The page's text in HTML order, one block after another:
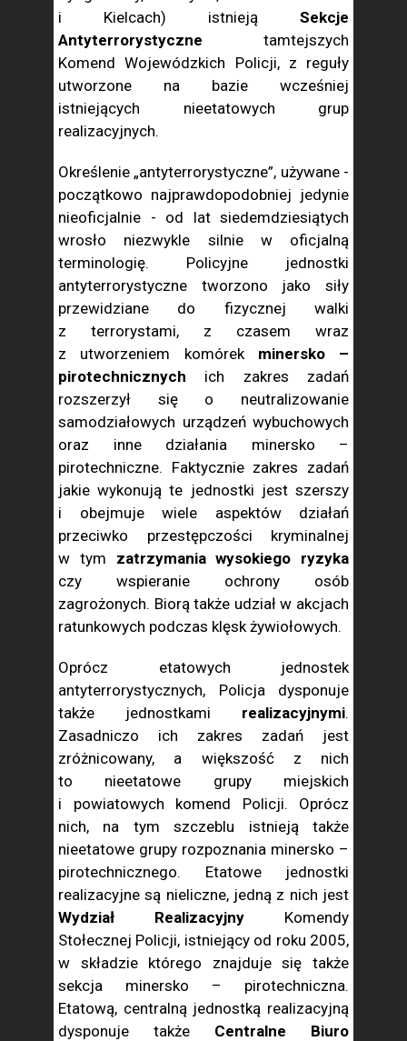
i Kielcach) istnieją Sekcje
Antyterrorystyczne tamtejszych
Komend Wojewódzkich Policji, z reguły
utworzone na bazie wcześniej
istniejących nieetatowych grup
realizacyjnych.
Określenie „antyterrorystyczne”, używane -
początkowo najprawdopodobniej jedynie
nieoficjalnie - od lat siedemdziesiątych
wrosło niezwykle silnie w oficjalną
terminologię. Policyjne jednostki
antyterrorystyczne tworzono jako siły
przewidziane do fizycznej walki
z terrorystami, z czasem wraz
z utworzeniem komórek minersko –
pirotechnicznych ich zakres zadań
rozszerzył się o neutralizowanie
samodziałowych urządzeń wybuchowych
oraz inne działania minersko –
pirotechniczne. Faktycznie zakres zadań
jakie wykonują te jednostki jest szerszy
i obejmuje wiele aspektów działań
przeciwko przestępczości kryminalnej
w tym zatrzymania wysokiego ryzyka
czy wspieranie ochrony osób
zagrożonych. Biorą także udział w akcjach
ratunkowych podczas klęsk żywiołowych.
Oprócz etatowych jednostek
antyterrorystycznych, Policja dysponuje
także jednostkami realizacyjnymi.
Zasadniczo ich zakres zadań jest
zróżnicowany, a większość z nich
to nieetatowe grupy miejskich
i powiatowych komend Policji. Oprócz
nich, na tym szczeblu istnieją także
nieetatowe grupy rozpoznania minersko –
pirotechnicznego. Etatowe jednostki
realizacyjne są nieliczne, jedną z nich jest
Wydział Realizacyjny Komendy
Stołecznej Policji, istniejący od roku 2005,
w składzie którego znajduje się także
sekcja minersko – pirotechniczna.
Etatową, centralną jednostką realizacyjną
dysponuje także Centralne Biuro